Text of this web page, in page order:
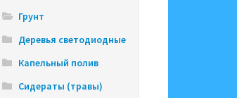
Грунт
Деревья светодиодные
Капельный полив
Сидераты (травы)